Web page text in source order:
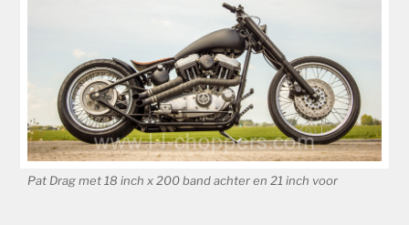
Pat Drag met 18 inch x 200 band achter en 21 inch voor